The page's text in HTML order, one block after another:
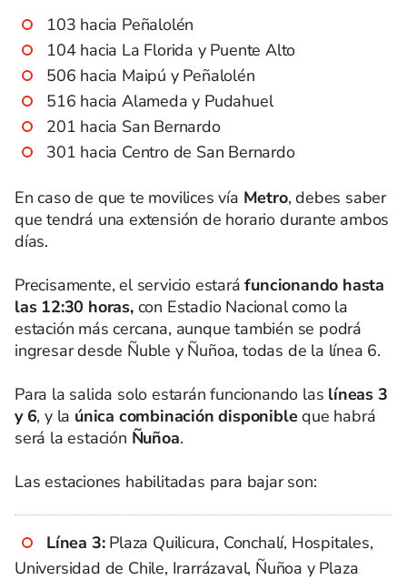
103 hacia Peñalolén
104 hacia La Florida y Puente Alto
506 hacia Maipú y Peñalolén
516 hacia Alameda y Pudahuel
201 hacia San Bernardo
301 hacia Centro de San Bernardo
En caso de que te movilices vía Metro, debes saber
que tendrá una extensión de horario durante ambos
días.
Precisamente, el servicio estará funcionando hasta
las 12:30 horas,con Estadio Nacional como la
estación más cercana, aunque también se podrá
ingresar desde Ñuble y Ñuñoa, todas de la línea 6.
Para la salida solo estarán funcionando las líneas 3
y 6, y la única combinación disponibleque habrá
será la estación Ñuñoa.
Las estaciones habilitadas para bajar son:
Línea 3:Plaza Quilicura, Conchalí, Hospitales,
Universidad de Chile, Irarrázaval, Ñuñoa y Plaza